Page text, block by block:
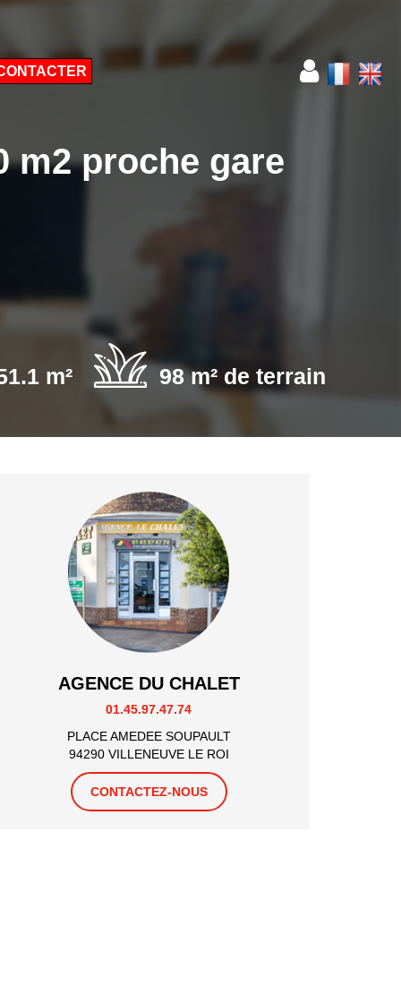
m2 proche gare
m² 98 m² de terrain
AGENCE DU CHALET
01.45.97.47.74
PLACE AMEDEE SOUPAULT
94290 VILLENEUVE LE ROI
CONTACTEZ-NOUS